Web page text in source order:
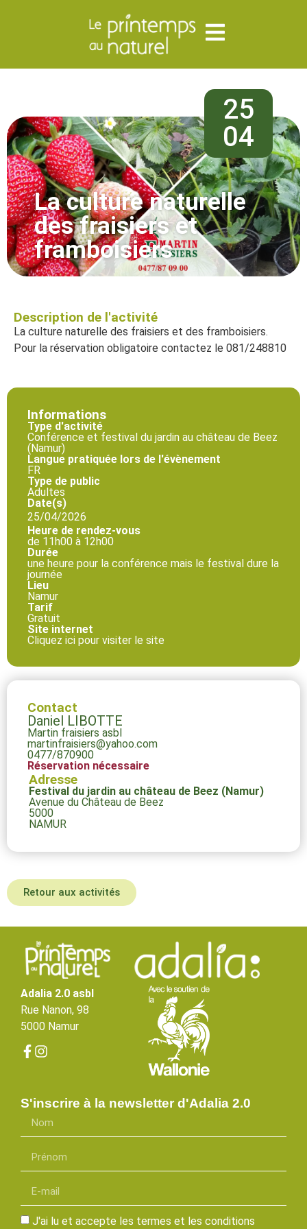
25
04
La culture naturelle
des fraisiers et
framboisiers
Description de l'activité
La culture naturelle des fraisiers et des framboisiers.
Pour la réservation obligatoire contactez le 081/248810
Informations
Type d'activité
Conférence et festival du jardin au château de Beez
(Namur)
Langue pratiquée lors de l'évènement
FR
Type de public
Adultes
Date(s)
25/04/2026
Heure de rendez-vous
de 11h00 à 12h00
Durée
une heure pour la conférence mais le festival dure la
journée
Lieu
Namur
Tarif
Gratuit
Site internet
Cliquez ici pour visiter le site
Contact
Daniel LIBOTTE
Martin fraisiers asbl
martinfraisiers@yahoo.com
0477/870900
Réservation nécessaire
Adresse
Festival du jardin au château de Beez (Namur)
Avenue du Château de Beez
5000
NAMUR
Retour aux activités
Adalia 2.0 asbl
Rue Nanon, 98
5000 Namur
S'inscrire à la newsletter d'Adalia 2.0
J'ai lu et accepte les termes et les conditions